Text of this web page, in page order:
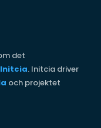
det
Initcia. Initcia driver
och projektet